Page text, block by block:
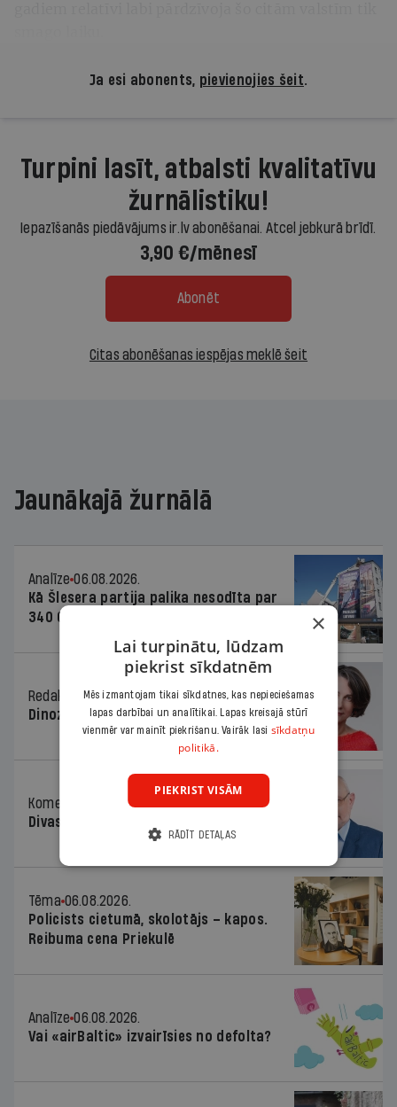
Ja esi abonents, pievienojies šeit.
Turpini lasīt, atbalsti kvalitatīvu
žurnālistiku!
Iepazīšanās piedāvājums ir.lv abonēšanai. Atcel jebkurā brīdī.
3,90 €/mēnesī
Abonēt
Citas abonēšanas iespējas meklē šeit
Jaunākajā žurnālā
Analīze 06.08.2026.
Kā Šlesera partija palika nesodīta par
340 000 vērtu reklāmas kampaņu
Redaktores sleja 06.08.2026.
Dinozaura triks
Komentārs
06.08.2026.
Divas koalīcijas
Tēma 06.08.2026.
Policists cietumā, skolotājs – kapos.
Reibuma cena Priekulē
Analīze 06.08.2026.
Vai «airBaltic» izvairīsies no defolta?
×
Lai turpinātu, lūdzam
piekrist sīkdatnēm
Mēs izmantojam tikai sīkdatnes, kas nepieciešamas
lapas darbībai un analītikai. Lapas kreisajā stūrī
vienmēr var mainīt piekrišanu. Vairāk lasi sīkdatņu
politikā.
PIEKRIST VISĀM
RĀDĪT DETAĻAS